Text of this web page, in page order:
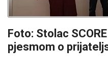
Foto: Stolac
pjesmom o